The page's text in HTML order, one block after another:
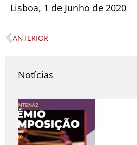
Lisboa, 1 de Junho de 2020
Prev
ANTERIOR
Notícias